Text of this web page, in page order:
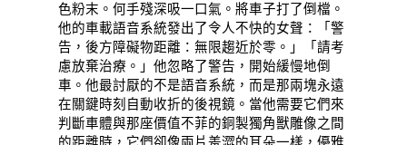
色粉末。何手殘深吸一口氣。將車子打了倒檔。
他的車載語音系統發出了令人不快的女聲：「警
告，後方障礙物距離：無限趨近於零。」「請考
慮放棄治療。」他忽略了警告，開始緩慢地倒
車。他最討厭的不是語音系統，而是那兩塊永遠
在關鍵時刻自動收折的後視鏡。當他需要它們來
判斷車體與那座價值不菲的銅製獨角獸雕像之間